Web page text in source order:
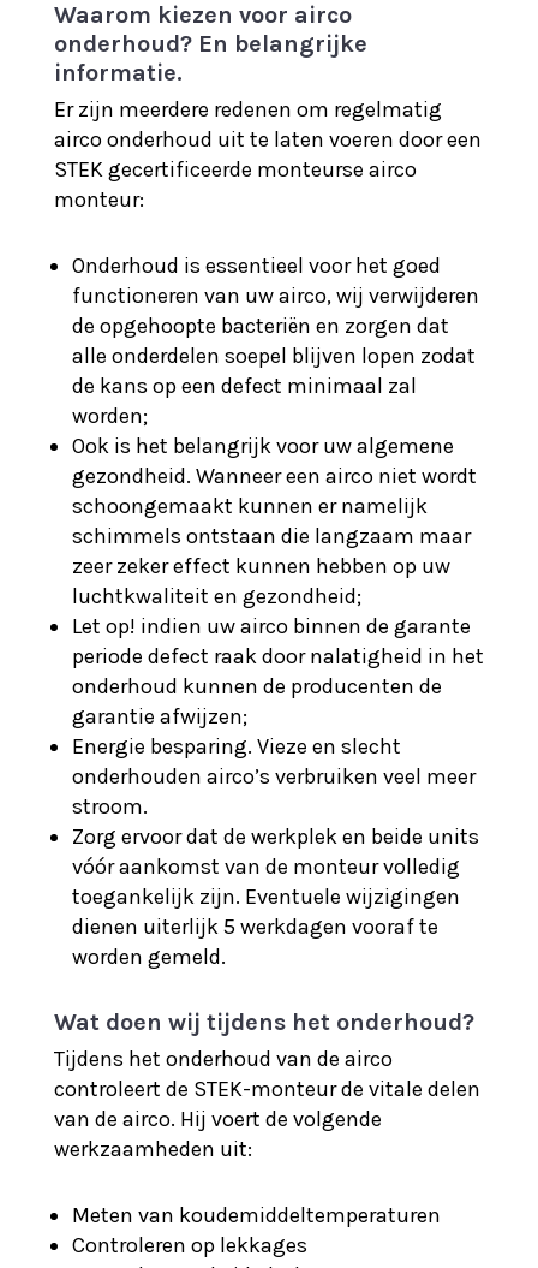
Waarom kiezen voor airco
onderhoud? En belangrijke
informatie.
Er zijn meerdere redenen om regelmatig
airco onderhoud uit te laten voeren door een
STEK gecertificeerde monteurse airco
monteur:
Onderhoud is essentieel voor het goed
functioneren van uw airco, wij verwijderen
de opgehoopte bacteriën en zorgen dat
alle onderdelen soepel blijven lopen zodat
de kans op een defect minimaal zal
worden;
Ook is het belangrijk voor uw algemene
gezondheid. Wanneer een airco niet wordt
schoongemaakt kunnen er namelijk
schimmels ontstaan die langzaam maar
zeer zeker effect kunnen hebben op uw
luchtkwaliteit en gezondheid;
Let op! indien uw airco binnen de garante
periode defect raak door nalatigheid in het
onderhoud kunnen de producenten de
garantie afwijzen;
Energie besparing. Vieze en slecht
onderhouden airco’s verbruiken veel meer
stroom.
Zorg ervoor dat de werkplek en beide units
vóór aankomst van de monteur volledig
toegankelijk zijn. Eventuele wijzigingen
dienen uiterlijk 5 werkdagen vooraf te
worden gemeld.
Wat doen wij tijdens het onderhoud?
Tijdens het onderhoud van de airco
controleert de STEK-monteur de vitale delen
van de airco. Hij voert de volgende
werkzaamheden uit:
Meten van koudemiddeltemperaturen
Controleren op lekkages